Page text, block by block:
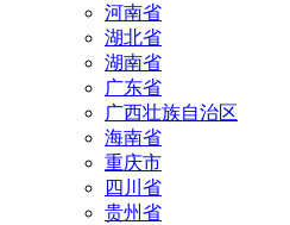
河南省
湖北省
湖南省
广东省
广西壮族自治区
海南省
重庆市
四川省
贵州省